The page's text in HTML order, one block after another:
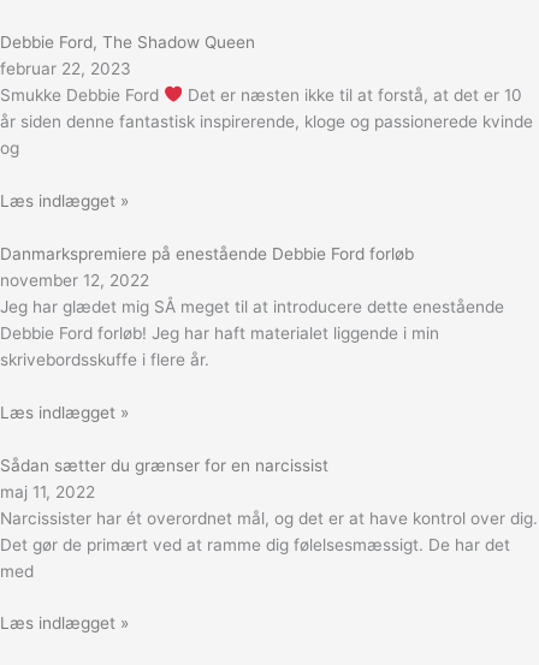
Debbie Ford, The Shadow Queen
februar 22, 2023
Smukke Debbie Ford
Det er næsten ikke til at forstå, at det er 10
år siden denne fantastisk inspirerende, kloge og passionerede kvinde
og
Læs indlægget »
Danmarkspremiere på enestående Debbie Ford forløb
november 12, 2022
Jeg har glædet mig SÅ meget til at introducere dette enestående
Debbie Ford forløb! Jeg har haft materialet liggende i min
skrivebordsskuffe i flere år.
Læs indlægget »
Sådan sætter du grænser for en narcissist
maj 11, 2022
Narcissister har ét overordnet mål, og det er at have kontrol over dig.
Det gør de primært ved at ramme dig følelsesmæssigt. De har det
med
Læs indlægget »